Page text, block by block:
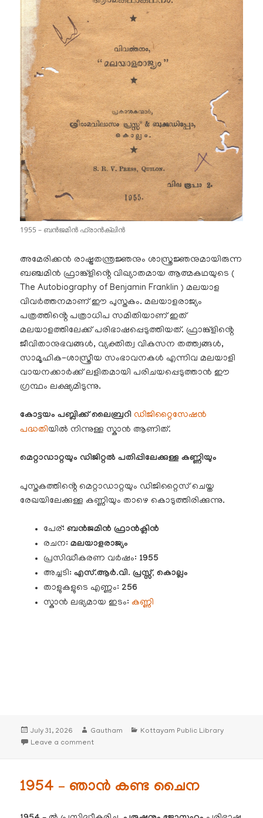
1955 – ബൻജമിൻ ഫ്രാൻക്ലിൻ
അമേരിക്കൻ രാഷ്ട്രതന്ത്രജ്ഞനും ശാസ്ത്രജ്ഞനുമായിരുന്ന
ബഞ്ചമിൻ ഫ്രാങ്ക്ളിൻ്റെ വിഖ്യാതമായ ആത്മകഥയുടെ (
The Autobiography of Benjamin Franklin ) മലയാള
വിവർത്തനമാണ് ഈ പുസ്തകം. മലയാളരാജ്യം
പത്രത്തിൻ്റെ പത്രാധിപ സമിതിയാണ് ഇത്
മലയാളത്തിലേക്ക് പരിഭാഷപ്പെടുത്തിയത്. ഫ്രാങ്ക്ളിൻ്റെ
ജീവിതാനുഭവങ്ങൾ, വ്യക്തിത്വ വികസന തത്ത്വങ്ങൾ,
സാമൂഹിക-ശാസ്ത്രീയ സംഭാവനകൾ എന്നിവ മലയാളി
വായനക്കാർക്ക് ലളിതമായി പരിചയപ്പെടുത്താൻ ഈ
ഗ്രന്ഥം ലക്ഷ്യമിടുന്നു.
കോട്ടയം പബ്ലിക്ക് ലൈബ്രറി ഡിജിറ്റൈസേഷൻ
പദ്ധതിയിൽ നിന്നുള്ള സ്കാൻ ആണിത്.
മെറ്റാഡാറ്റയും ഡിജിറ്റൽ പതിപ്പിലേക്കുള്ള കണ്ണിയും
പുസ്തകത്തിൻ്റെ മെറ്റാഡാറ്റയും ഡിജിറ്റൈസ് ചെയ്ത
രേഖയിലേക്കുള്ള കണ്ണിയും താഴെ കൊടുത്തിരിക്കുന്നു.
പേര്:ബൻജമിൻ ഫ്രാൻക്ലിൻ
രചന:മലയാളരാജ്യം
പ്രസിദ്ധീകരണ വർഷം: 1955
അച്ചടി: എസ്.ആർ.വി. പ്രസ്സ്, കൊല്ലം
താളുകളുടെ എണ്ണം: 256
സ്കാൻ ലഭ്യമായ ഇടം: കണ്ണി
Posted
on
July 31, 2026 Author
Gautham Categories
Kottayam Public Library
Leave a commenton 1955 – ബൻജമിൻ ഫ്രാൻക്ലിൻ
1954 – ഞാൻ കണ്ട ചൈന